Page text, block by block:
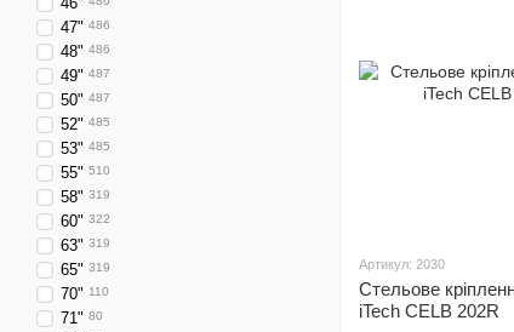
Артикул: 2030
Стельове
iTech CELB 202R
47" 486
48" 486
49" 487
50" 487
52" 485
53" 485
55" 510
58" 319
60" 322
63" 319
65" 319
70" 110
71" 80